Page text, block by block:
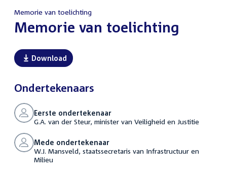
Memorie van toelichting
:Memorie van toelichting
Download
Ondertekenaars
Eerste ondertekenaar
G.A. van der Steur, minister van Veiligheid en Justitie
Mede ondertekenaar
W.J. Mansveld, staatssecretaris van Infrastructuur en
Milieu